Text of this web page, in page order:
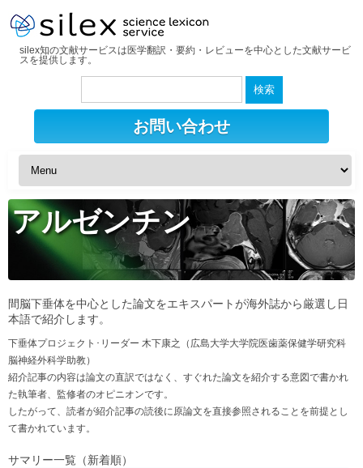
silex知の文献サービスは医学翻訳・要約・レビューを中心とした文献サービ
スを提供します。
検
お問い合わせ
アルゼンチン
間脳下垂体を中心とした論文をエキスパートが海外誌から厳選し日
本語で紹介します。
下垂体プロジェクト･リーダー 木下康之（広島大学大学院医歯薬保健学研究科
脳神経外科学助教）
紹介記事の内容は論文の直訳ではなく、すぐれた論文を紹介する意図で書かれ
た執筆者、監修者のオピニオンです。
したがって、読者が紹介記事の読後に原論文を直接参照されることを前提とし
て書かれています。
サマリー一覧（新着順）